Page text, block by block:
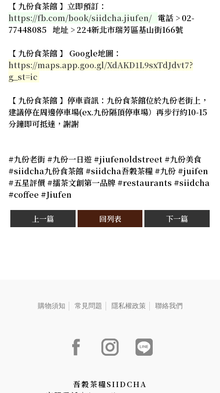
【 九份食茶館 】立即預訂：
https://fb.com/book/siidcha.jiufen/ 電話 > 02-
77448085 地址 > 224新北市瑞芳區基山街166號
【 九份食茶館 】 Google地圖：
https://maps.app.goo.gl/XdAKD1L9sxTdJdvt7?
g_st=ic
【 九份食茶館 】停車資訊：九份食茶館位於九份老街上，
建議停在周邊停車場(ex.九份隔頂停車場）再步行約10-15
分鐘即可抵達，謝謝
#九份老街 #九份一日遊 #jiufenoldstreet #九份美食
#siidcha九份食茶館 #siidcha吾穀茶糧 #九份 #juifen
#五星評價 #擂茶文創第一品牌 #restaurants #siidcha
#coffee #Jiufen
上一篇 回列表 下一篇
購物須知 常見問題 隱私權政策 聯絡我們
吾穀茶糧SIIDCHA